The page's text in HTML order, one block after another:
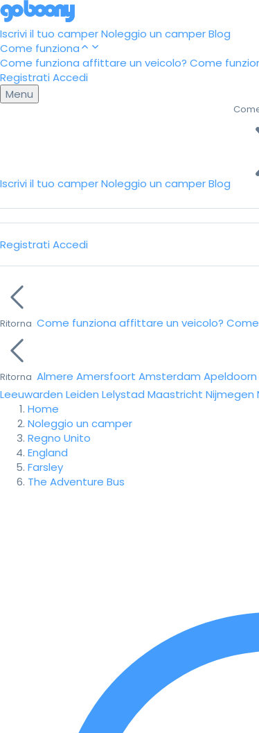
Iscrivi il tuo camperNoleggio un camperBlog
Come funziona
Come funziona affittare un veicolo? Come
Registrati Accedi
Menu
Iscrivi il tuo camperNoleggio un camperBlog
Registrati Accedi
Ritorna Come funziona affittare un veicolo?
Ritorna Almere Amersfoort Amsterdam Apeldoorn
Leeuwarden Leiden Lelystad Maastricht Nijmegen
Home
Noleggio un camper
Regno Unito
England
Farsley
The Adventure Bus